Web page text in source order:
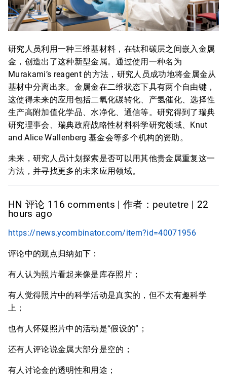
研究人员利用一种三维基材料，在钛和碳层之间嵌入金属
金，创造出了这种新型金属。通过使用一种名为
Murakami’s reagent 的方法，研究人员成功地将金属金从
基材中分离出来。金属金在二维状态下具有两个自由键，
这使得未来的应用包括二氧化碳转化、产氢催化、选择性
生产高附加值化学品、水净化、通信等。研究得到了瑞典
研究理事会、瑞典政府战略性材料科学研究领域、Knut
and Alice Wallenberg 基金会等多个机构的资助。
未来，研究人员计划探索是否可以用其他贵金属重复这一
方法，并寻找更多的未来应用领域。
HN 评论 116 comments | 作者：peutetre | 22
hours ago
https://news.ycombinator.com/item?id=40071956
评论中的观点归纳如下：
有人认为照片看起来像是库存照片；
有人觉得照片中的科学活动是真实的，但不太有趣科学
上；
也有人怀疑照片中的活动是“假设的”；
还有人评论说金属大部分是空的；
有人讨论金的透明性和用途；